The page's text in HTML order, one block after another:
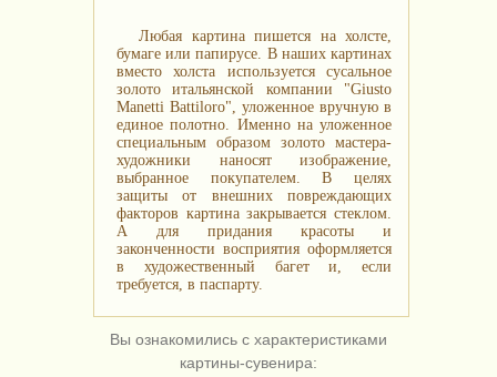
Любая картина пишется на холсте,
бумаге или папирусе. В наших картинах
вместо холста используется сусальное
золото итальянской компании "Giusto
Manetti Battiloro", уложенное вручную в
единое полотно. Именно на уложенное
специальным образом золото мастера-
художники наносят изображение,
выбранное покупателем. В целях
защиты от внешних повреждающих
факторов картина закрывается стеклом.
А для придания красоты и
законченности восприятия оформляется
в художественный багет и, если
требуется, в паспарту.
Вы ознакомились с характеристиками
картины-сувенира: